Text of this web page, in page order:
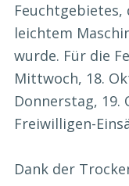
leichtem
wurde. Für die
Mittwoch, 18.
Donnerstag,
Freiwilligen-
Dank der